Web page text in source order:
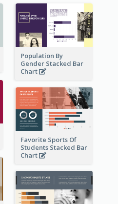
Population By
Gender Stacked Bar
Chart
Favorite Sports Of
Students Stacked Bar
Chart